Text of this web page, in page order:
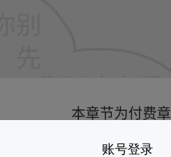
账号登录